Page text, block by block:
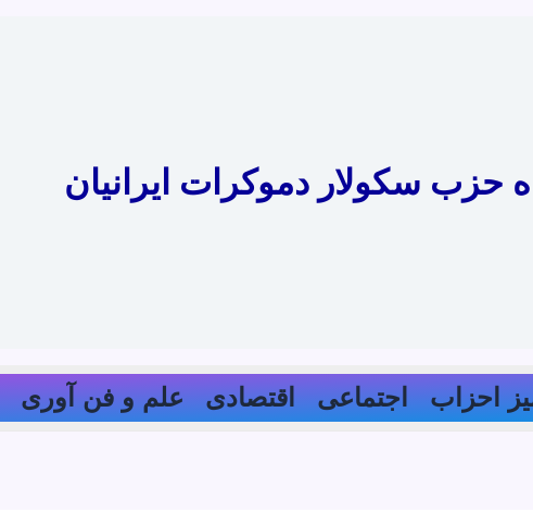
حزب سکولار دموکرات ایرانیان
احزاب اجتماعی اقتصادی علم و فن آوری